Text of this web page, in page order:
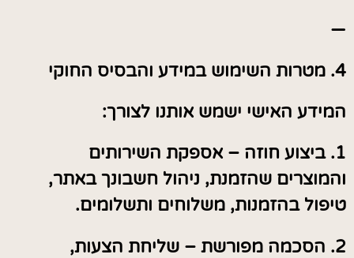
—
4. מטרות השימוש במידע והבסיס החוקי
המידע האישי ישמש אותנו לצורך:
1. ביצוע חוזה – אספקת השירותים
והמוצרים שהזמנת, ניהול חשבונך באתר,
טיפול בהזמנות, משלוחים ותשלומים.
2. הסכמה מפורשת – שליחת הצעות,